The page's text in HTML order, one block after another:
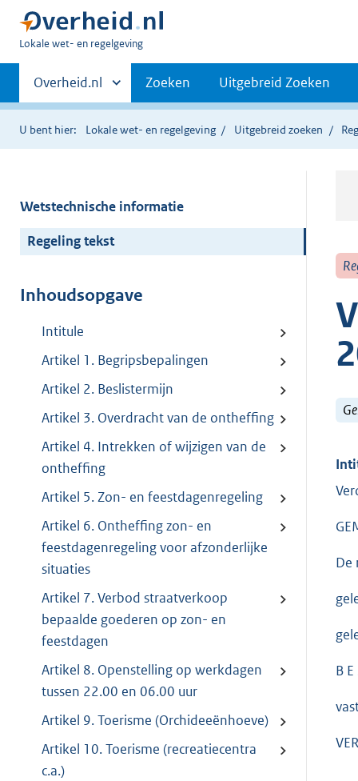
U
hier:
Lokale wet- en regelgeving
Primaire
navigatie
Andere
sites
binnen
Overheid.nl Zoeken Uitgebreid Zoeken
U bent hier: Lokale wet- en regelgeving Uitgebreid zoeken
Wetstechnische informatie
Regeling tekst
Inhoudsopgave
Intitule
Artikel 1. Begripsbepalingen
Artikel 2. Beslistermijn
Artikel 3. Overdracht van de ontheffing
Artikel 4. Intrekken of wijzigen van de
ontheffing
Artikel 5. Zon- en feestdagenregeling
Artikel 6. Ontheffing zon- en
feestdagenregeling voor afzonderlijke
situaties
Artikel 7. Verbod straatverkoop
bepaalde goederen op zon- en
feestdagen
Artikel 8. Openstelling op werkdagen
tussen 22.00 en 06.00 uur
Artikel 9. Toerisme (Orchideeënhoeve)
Artikel 10. Toerisme (recreatiecentra
c.a.)
De
B